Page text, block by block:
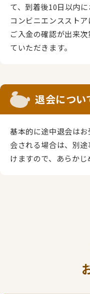
て、到着後10日以内に
コンビニエンスストア
ご入金の確認が出来
ていただきます。
退会につい
基本的に途中退会は
会される場合は、別
けますので、あらかじ